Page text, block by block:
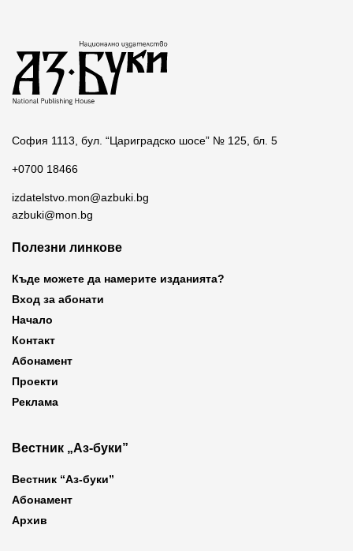
София 1113, бул. “Цариградско шосе” № 125, бл. 5
+0700 18466
izdatelstvo.mon@azbuki.bg
azbuki@mon.bg
Полезни линкове
Къде можете да намерите изданията?
Вход за абонати
Начало
Контакт
Абонамент
Проекти
Реклама
Вестник „Аз-буки”
Вестник “Аз-буки”
Абонамент
Архив